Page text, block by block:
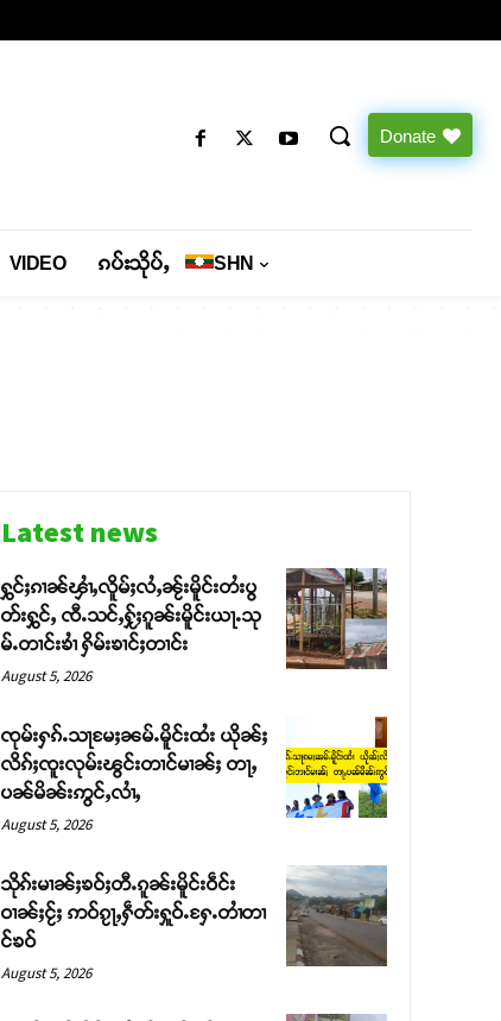
Donate
VIDEO ၵပ်းသိုပ်ႇ SHN
Latest news
ႁွင်ႈၵၢၼ်ၾၢႆႇလိူမ်ႈလႆႇၼႂ်းမိူင်းတႆးပွ
တ်းႁွင်ႇ ၸီႉသင်ႇႁႂ်ႈၵူၼ်းမိူင်းယႃႉသု
မ်ႉတၢင်းၶၢႆ ႁိမ်းၶၢင်ႈတၢင်း
August 5, 2026
ၸုမ်းႁၵ်ႉသႃမႄႈၼမ်ႉမိူင်းထႆး ယိုၼ်ႈ
လိၵ်ႈၸူးလုမ်းၽွင်းတၢင်မၢၼ်ႈ တႃႇ
ပၼ်မိၼ်းဢွင်ႇလၢႆႇ
August 5, 2026
သိုၵ်းမၢၼ်ႈၶဝ်ႈတီႉၵူၼ်းမိူင်းဝဵင်း
ဝၢၼ်ႈငႂ်ႈ ဢဝ်ၵႂႃႇႁဵတ်းႁူဝ်ႉႁႄႉတၢႆတၢ
င်ၶဝ်
August 5, 2026